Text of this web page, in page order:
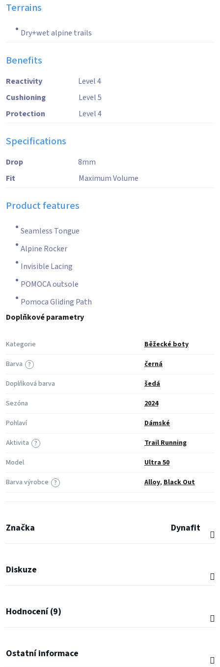
Terrains
Dry+wet alpine trails
Benefits
Reactivity
Level 4
Cushioning
Level 5
Protection
Level 4
Specifications
Drop
8mm
Fit
Maximum Volume
Product features
Seamless Tongue
Alpine Rocker
Invisible Lacing
POMOCA outsole
Pomoca Gliding Path
Doplňkové parametry
Kategorie Běžecké boty
?
Barva
černá
Doplňková barva
šedá
Sezóna
2024
Pohlaví
Dámské
?
Aktivita
Trail Running
Model
Ultra 50
?
Barva výrobce Alloy, Black Out
Značka Dynafit
Diskuze
Hodnocení (9)
Ostatní informace